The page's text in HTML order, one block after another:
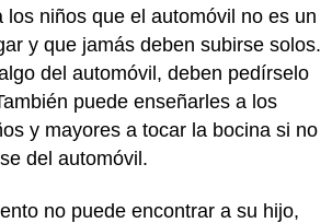
los niños que el automóvil no es un
y que jamás deben subirse solos.
del automóvil, deben pedírselo
puede enseñarles a los
y mayores a tocar la bocina si no
del automóvil.
no puede encontrar a su hijo,